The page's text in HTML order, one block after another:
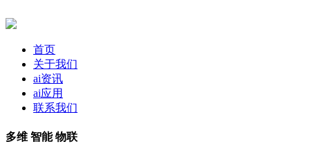
首页
关于我们
ai资讯
ai应用
联系我们
多维 智能 物联